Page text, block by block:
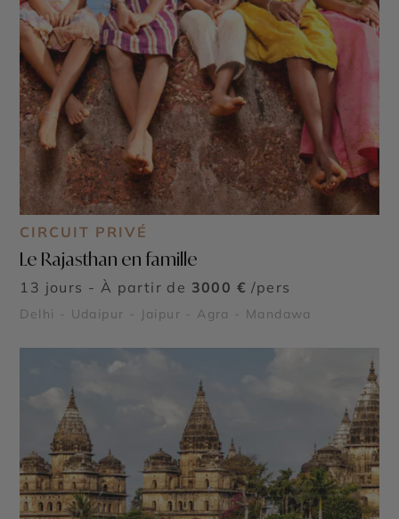
CIRCUIT PRIVÉ
Le Rajasthan en famille
13 jours - À partir de 3000 € /pers
Delhi - Udaipur - Jaipur - Agra - Mandawa